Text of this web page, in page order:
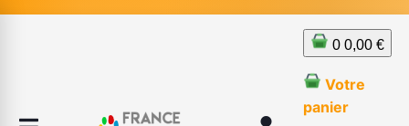
0 0,00 €
Votre
panier